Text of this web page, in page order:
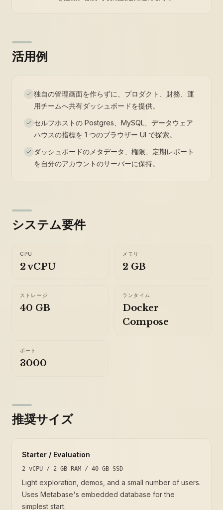
活用例
独自の管理画面を作らずに、プロダクト、財務、運
用チームへ共有ダッシュボードを提供。
セルフホストの Postgres、MySQL、データウェア
ハウスの指標を 1 つのブラウザー UI で探索。
ダッシュボードのメタデータ、権限、定期レポート
を自分のアカウントのサーバーに保持。
システム要件
CPU
2 vCPU
メモリ
2 GB
ストレージ
40 GB
ランタイム
Docker
Compose
ポート
3000
推奨サイズ
Starter / Evaluation
2 vCPU / 2 GB RAM / 40 GB SSD
Light exploration, demos, and a small number of users.
Uses Metabase's embedded database for the
simplest start.